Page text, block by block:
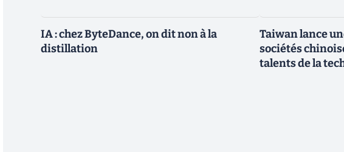
IA : chez ByteDance, on dit non à la
distillation
Taiwan lance
sociétés
talents de la